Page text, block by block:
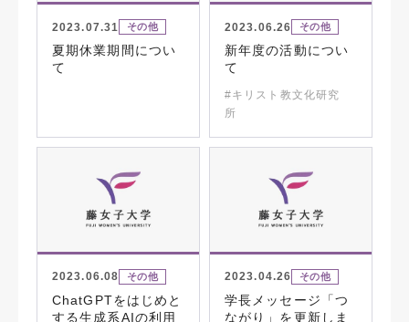
2023.07.31 その他
夏期休業期間につい
て
2023.06.26 その他
新年度の活動につい
て
#キリスト教文化研究
所
2023.06.08 その他
ChatGPTをはじめと
する生成系AIの利用
2023.04.26 その他
学長メッセージ「つ
ながり」を更新しま